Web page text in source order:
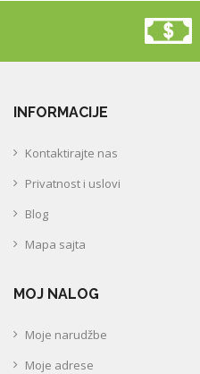
INFORMACIJE
Kontaktirajte nas
Privatnost i uslovi
Blog
Mapa sajta
MOJ NALOG
Moje narudžbe
Moje adrese